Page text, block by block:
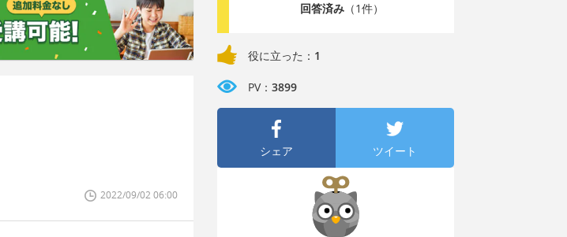
2022/09/02 06:00
回答済み（1件）
役に立った： 1
PV： 3899
シェア ツイート